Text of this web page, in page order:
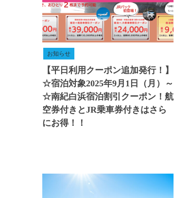
お知らせ
【平日利用クーポン追加発行！】
☆宿泊対象2025年9月1日（月）～
☆南紀白浜宿泊割引クーポン！航
空券付きとJR乗車券付きはさら
にお得！！